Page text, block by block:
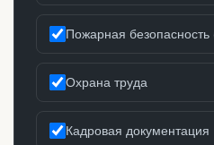
Пожарная
Охрана труда
Кадровая документация